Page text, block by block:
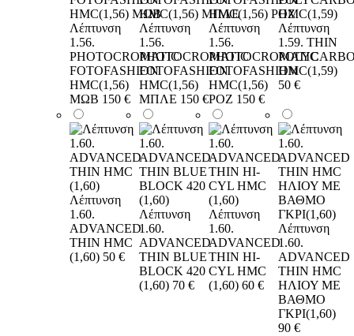
Λέπτυνση
1.56.
PHOTOCROMATIC
FOTOFASHION
HMC(1,56)
ΜΩΒ 150 €
Λέπτυνση
1.56.
PHOTOCROMATIC
FOTOFASHION
HMC(1,56)
ΜΠΛΕ 150 €
Λέπτυνση
1.56.
PHOTOCROMATIC
FOTOFASHION
HMC(1,56)
ΡΟΖ 150 €
Λέπτυνση
1.59. THIN
HMC(1,59)
50 €
Λέπτυνση
1.60.
ADVANCED
THIN HMC
(1,60) 50 €
Λέπτυνση
1.60.
ADVANCED
THIN BLUE
BLOCK 420
(1,60) 70 €
Λέπτυνση
1.60.
ADVANCED
THIN HI-
CYL HMC
(1,60) 60 €
Λέπτυνση
1.60.
ADVANCED
THIN HMC
ΗΛΙΟΥ ΜΕ
ΒΑΘΜΟ
ΓΚΡΙ(1,60)
90 €